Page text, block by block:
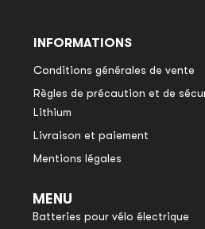
INFORMATIONS
Conditions générales de vente
Règles de précaution et de
Lithium
Livraison et paiement
Mentions légales
MENU
Batteries pour vélo électrique